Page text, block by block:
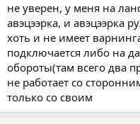
тем что этот интереснее
он его почти не юзал
не уверен, у меня на
авэцээрка, и авэцээрка
хоть и не имеет
подключается либо на
обороты(там всего два
не работает со
только со своим